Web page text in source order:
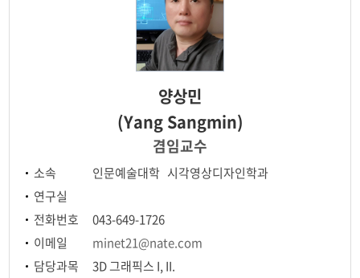
양상민
(Yang Sangmin)
겸임교수
소속
인문예술대학 시각영상디자인학과
연구실
전화번호
043-649-1726
이메일
minet21@nate.com
담당과목
3D 그래픽스 I, II.